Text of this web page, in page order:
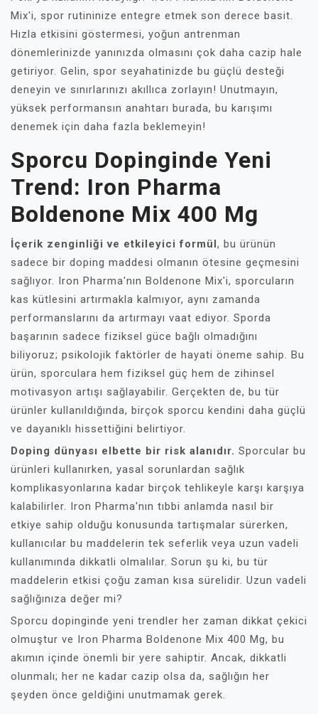
Mix'i, spor rutininize entegre etmek son derece basit.
Hızla etkisini göstermesi, yoğun antrenman
dönemlerinizde yanınızda olmasını çok daha cazip hale
getiriyor. Gelin, spor seyahatinizde bu güçlü desteği
deneyin ve sınırlarınızı akıllıca zorlayın! Unutmayın,
yüksek performansın anahtarı burada, bu karışımı
denemek için daha fazla beklemeyin!
Sporcu Dopinginde Yeni
Trend: Iron Pharma
Boldenone Mix 400 Mg
İçerik zenginliği ve etkileyici formül, bu ürünün
sadece bir doping maddesi olmanın ötesine geçmesini
sağlıyor. Iron Pharma'nın Boldenone Mix'i, sporcuların
kas kütlesini artırmakla kalmıyor, aynı zamanda
performanslarını da artırmayı vaat ediyor. Sporda
başarının sadece fiziksel güce bağlı olmadığını
biliyoruz; psikolojik faktörler de hayati öneme sahip. Bu
ürün, sporculara hem fiziksel güç hem de zihinsel
motivasyon artışı sağlayabilir. Gerçekten de, bu tür
ürünler kullanıldığında, birçok sporcu kendini daha güçlü
ve dayanıklı hissettiğini belirtiyor.
Doping dünyası elbette bir risk alanıdır. Sporcular bu
ürünleri kullanırken, yasal sorunlardan sağlık
komplikasyonlarına kadar birçok tehlikeyle karşı karşıya
kalabilirler. Iron Pharma'nın tıbbi anlamda nasıl bir
etkiye sahip olduğu konusunda tartışmalar sürerken,
kullanıcılar bu maddelerin tek seferlik veya uzun vadeli
kullanımında dikkatli olmalılar. Sorun şu ki, bu tür
maddelerin etkisi çoğu zaman kısa sürelidir. Uzun vadeli
sağlığınıza değer mi?
Sporcu dopinginde yeni trendler her zaman dikkat çekici
olmuştur ve Iron Pharma Boldenone Mix 400 Mg, bu
akımın içinde önemli bir yere sahiptir. Ancak, dikkatli
olunmalı; her ne kadar cazip olsa da, sağlığın her
şeyden önce geldiğini unutmamak gerek.